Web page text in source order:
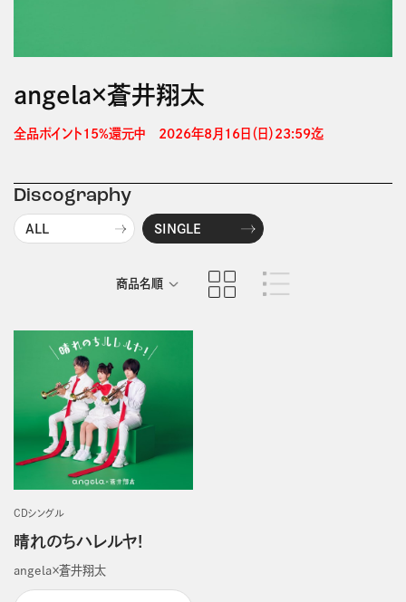
angela×蒼井翔太
全品ポイント15%還元中　2026年8月16日（日）23:59迄
Discography
ALL SINGLE
商品名順
CDシングル
晴れのちハレルヤ!
angela×蒼井翔太